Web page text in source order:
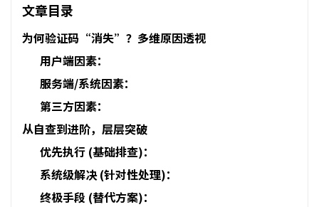
文章目录
为何验证码“消失”？多维原因透视
用户端因素：
服务端/系统因素：
第三方因素：
从自查到进阶，层层突破
优先执行 (基础排查)：
系统级解决 (针对性处理)：
终极手段 (替代方案)：